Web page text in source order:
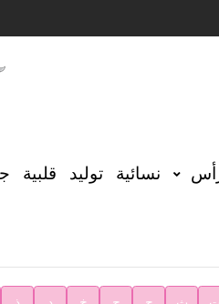
مدير عام لهيئة الموسوعة العربية
نسائية توليد قلبية